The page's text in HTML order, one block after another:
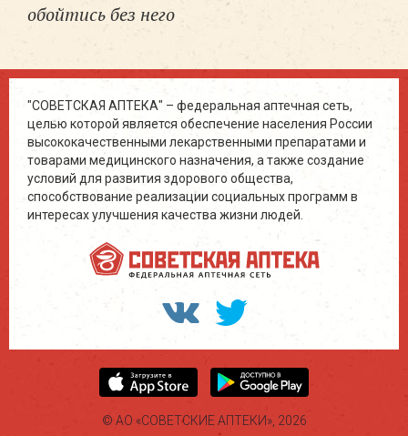
обойтись без него
"СОВЕТСКАЯ АПТЕКА" – федеральная аптечная сеть,
целью которой является обеспечение населения России
высококачественными лекарственными препаратами и
товарами медицинского назначения, а также создание
условий для развития здорового общества,
способствование реализации социальных программ в
интересах улучшения качества жизни людей.
© АО «СОВЕТСКИЕ АПТЕКИ», 2026